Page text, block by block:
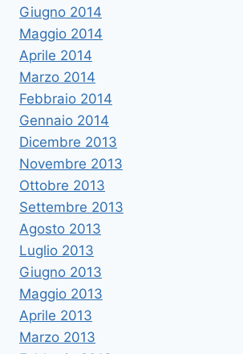
Giugno 2014
Maggio 2014
Aprile 2014
Marzo 2014
Febbraio 2014
Gennaio 2014
Dicembre 2013
Novembre 2013
Ottobre 2013
Settembre 2013
Agosto 2013
Luglio 2013
Giugno 2013
Maggio 2013
Aprile 2013
Marzo 2013